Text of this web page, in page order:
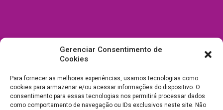
Gerenciar Consentimento de
Cookies
Para fornecer as melhores experiências, usamos tecnologias como
cookies para armazenar e/ou acessar informações do dispositivo. O
consentimento para essas tecnologias nos permitirá processar dados
como comportamento de navegação ou IDs exclusivos neste site. Não